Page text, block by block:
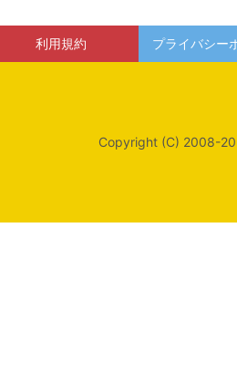
利用規約 プライバシー
Copyright (C) 2008-